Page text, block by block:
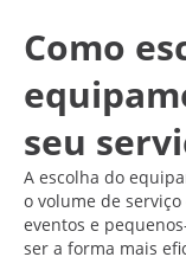
Como
seu
A escolha do
o volume de
eventos e
ser a forma mais